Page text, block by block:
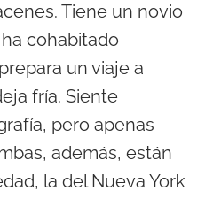
Tiene un novio
cohabitado
un viaje a
fría. Siente
pero apenas
además, están
la del Nueva York